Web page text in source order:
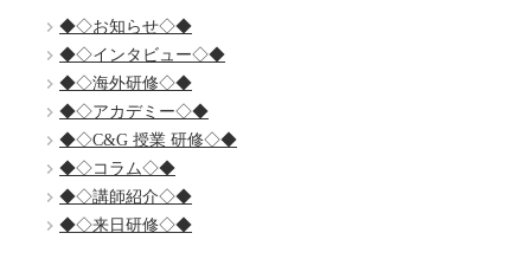
◆◇お知らせ◇◆
◆◇インタビュー◇◆
◆◇海外研修◇◆
◆◇アカデミー◇◆
◆◇C&G 授業 研修◇◆
◆◇コラム◇◆
◆◇講師紹介◇◆
◆◇来日研修◇◆